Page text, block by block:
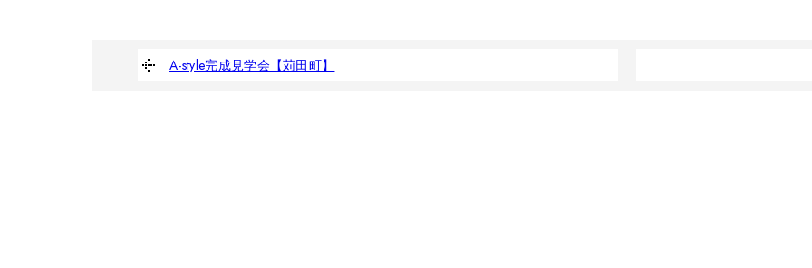
A-style完成見学会【苅田町】